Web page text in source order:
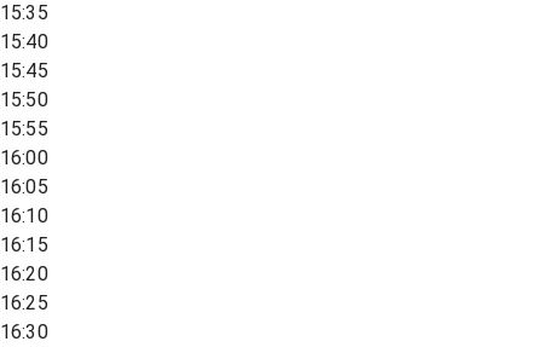
15:35
15:40
15:45
15:50
15:55
16:00
16:05
16:10
16:15
16:20
16:25
16:30